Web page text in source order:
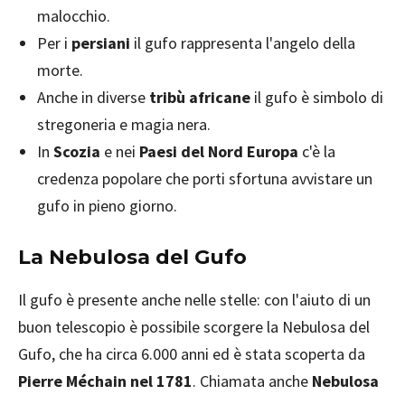
malocchio.
Per i persiani il gufo rappresenta l'angelo della
morte.
Anche in diverse tribù africane il gufo è simbolo di
stregoneria e magia nera.
In Scozia e nei Paesi del Nord Europa c'è la
credenza popolare che porti sfortuna avvistare un
gufo in pieno giorno.
La Nebulosa del Gufo
Il gufo è presente anche nelle stelle: con l'aiuto di un
buon telescopio è possibile scorgere la Nebulosa del
Gufo, che ha circa 6.000 anni ed è stata scoperta da
Pierre Méchain nel 1781. Chiamata anche Nebulosa